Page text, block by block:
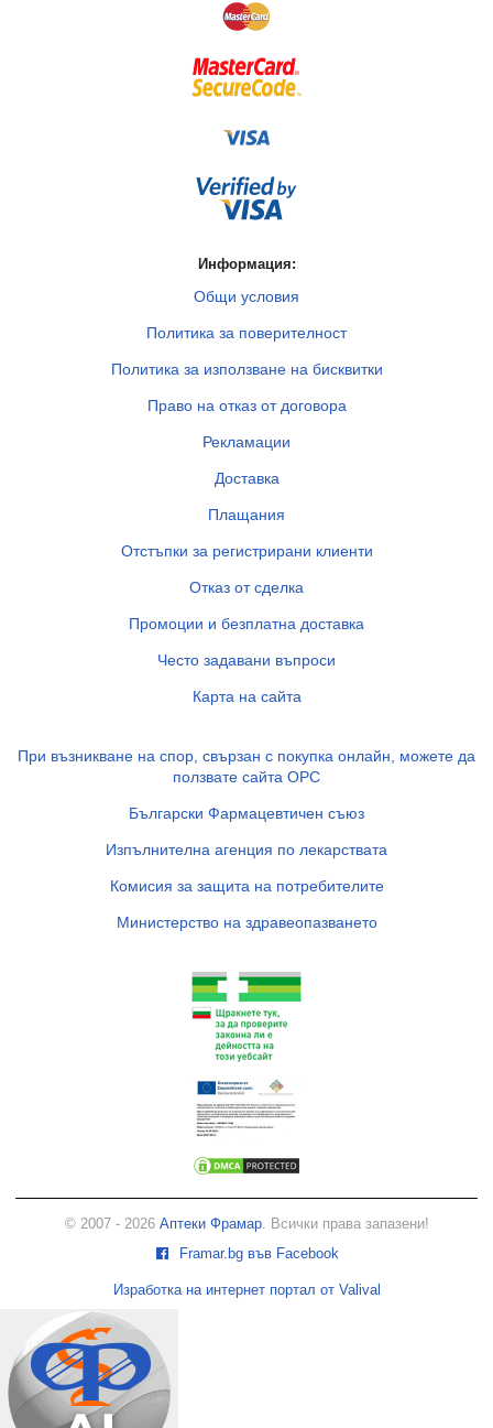
Информация:
Общи условия
Политика за поверителност
Политика за използване на бисквитки
Право на отказ от договора
Рекламации
Доставка
Плащания
Отстъпки за регистрирани клиенти
Отказ от сделка
Промоции и безплатна доставка
Често задавани въпроси
Карта на сайта
При възникване на спор, свързан с покупка онлайн, можете да
ползвате сайта ОРС
Български Фармацевтичен съюз
Изпълнителна агенция по лекарствата
Комисия за защита на потребителите
Министерство на здравеопазването
© 2007 - 2026 Аптеки Фрамар. Всички права запазени!
Framar.bg във Facebook
Изработка на интернет портал от Valival